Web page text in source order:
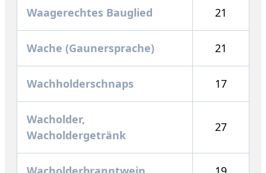
Waagerechtes Bauglied 21
Wache (Gaunersprache) 21
Wachholderschnaps 17
Wacholder,
Wacholdergetränk
27